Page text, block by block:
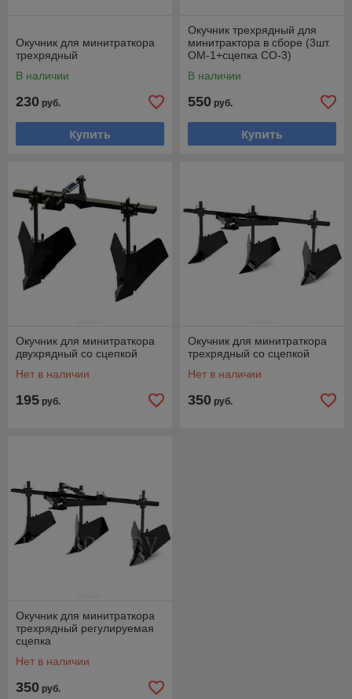
Окучник для минитраткора
трехрядный
В наличии
230 руб.
Купить
Окучник трехрядный для
минитрактора в сборе (3шт.
ОМ-1+сцепка СО-3)
В наличии
550 руб.
Купить
Окучник для минитраткора
двухрядный со сцепкой
Нет в наличии
195 руб.
Окучник для минитраткора
трехрядный со сцепкой
Нет в наличии
350 руб.
Окучник для минитраткора
трехрядный регулируемая
сцепка
Нет в наличии
350 руб.